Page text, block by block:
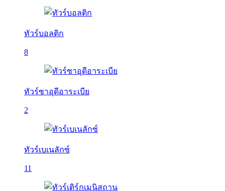
ทัวร์บอลติก
8
ทัวร์ซาอุดีอาระเบีย
2
ทัวร์เบเนลักซ์
11